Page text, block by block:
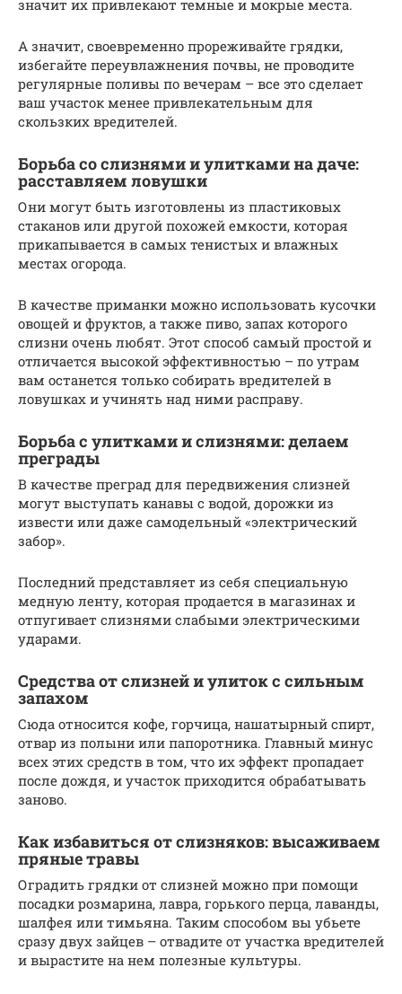
значит их привлекают темные и мокрые места.
А значит, своевременно прореживайте грядки,
избегайте переувлажнения почвы, не проводите
регулярные поливы по вечерам – все это сделает
ваш участок менее привлекательным для
скользких вредителей.
Борьба со слизнями и улитками на даче:
расставляем ловушки
Они могут быть изготовлены из пластиковых
стаканов или другой похожей емкости, которая
прикапывается в самых тенистых и влажных
местах огорода.
В качестве приманки можно использовать кусочки
овощей и фруктов, а также пиво, запах которого
слизни очень любят. Этот способ самый простой и
отличается высокой эффективностью – по утрам
вам останется только собирать вредителей в
ловушках и учинять над ними расправу.
Борьба с улитками и слизнями: делаем
преграды
В качестве преград для передвижения слизней
могут выступать канавы с водой, дорожки из
извести или даже самодельный «электрический
забор».
Последний представляет из себя специальную
медную ленту, которая продается в магазинах и
отпугивает слизнями слабыми электрическими
ударами.
Средства от слизней и улиток с сильным
запахом
Сюда относится кофе, горчица, нашатырный спирт,
отвар из полыни или папоротника. Главный минус
всех этих средств в том, что их эффект пропадает
после дождя, и участок приходится обрабатывать
заново.
Как избавиться от слизняков: высаживаем
пряные травы
Оградить грядки от слизней можно при помощи
посадки розмарина, лавра, горького перца, лаванды,
шалфея или тимьяна. Таким способом вы убьете
сразу двух зайцев – отвадите от участка вредителей
и вырастите на нем полезные культуры.